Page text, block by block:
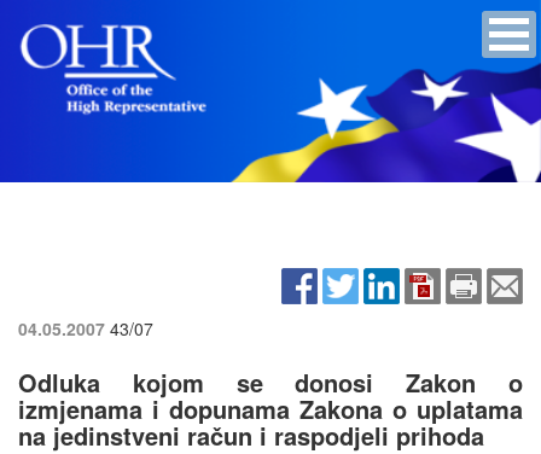
04.05.2007 43/07
Odluka kojom se donosi Zakon o
izmjenama i dopunama Zakona o uplatama
na jedinstveni račun i raspodjeli prihoda